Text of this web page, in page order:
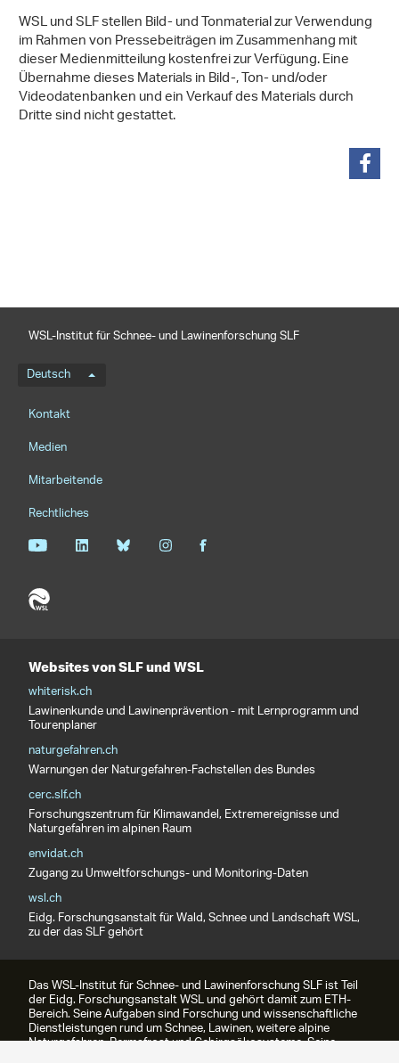
WSL und SLF stellen Bild- und Tonmaterial zur Verwendung
im Rahmen von Pressebeiträgen im Zusammenhang mit
dieser Medienmitteilung kostenfrei zur Verfügung. Eine
Übernahme dieses Materials in Bild-, Ton- und/oder
Videodatenbanken und ein Verkauf des Materials durch
Dritte sind nicht gestattet.
WSL-Institut für Schnee- und Lawinenforschung SLF
Sprachmenü
Deutsch
Footernavigation
Kontakt
Medien
Mitarbeitende
Rechtliches
Websites von SLF und WSL
whiterisk.ch
Lawinenkunde und Lawinenprävention - mit Lernprogramm und
Tourenplaner
naturgefahren.ch
Warnungen der Naturgefahren-Fachstellen des Bundes
cerc.slf.ch
Forschungszentrum für Klimawandel, Extremereignisse und
Naturgefahren im alpinen Raum
envidat.ch
Zugang zu Umweltforschungs- und Monitoring-Daten
wsl.ch
Eidg. Forschungsanstalt für Wald, Schnee und Landschaft WSL,
zu der das SLF gehört
Das WSL-Institut für Schnee- und Lawinenforschung SLF ist Teil
der Eidg. Forschungsanstalt WSL und gehört damit zum ETH-
Bereich. Seine Aufgaben sind Forschung und wissenschaftliche
Dienstleistungen rund um Schnee, Lawinen, weitere alpine
Naturgefahren, Permafrost und Gebirgsökosysteme. Seine